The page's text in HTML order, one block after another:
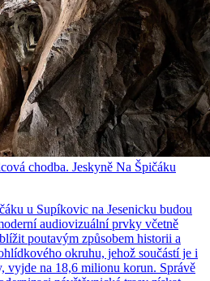
chodba. Jeskyně Na Špičáku
u Supíkovic na Jesenicku budou
audiovizuální prvky včetně
poutavým způsobem historii a
okruhu, jehož součástí je i
vyjde na 18,6 milionu korun. Správě